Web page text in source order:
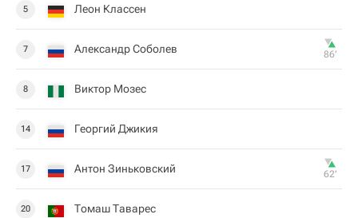
5 Леон Классен
7 Александр Соболев 86‎’‎
8 Виктор Мозес
14 Георгий Джикия
17 Антон Зиньковский 62‎’‎
20 Томаш Таварес